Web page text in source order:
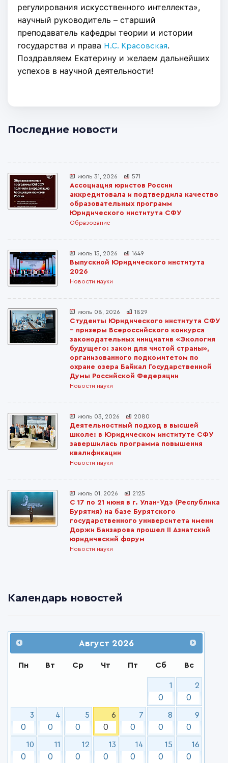
регулирования искусственного интеллекта»,
научный руководитель – старший
преподаватель кафедры теории и истории
государства и права Н.С. Красовская.
Поздравляем Екатерину и желаем дальнейших
успехов в научной деятельности!
Последние новости
июль 31, 2026 571
Ассоциация юристов России
аккредитовала и подтвердила качество
образовательных программ
Юридического института СФУ
Образование
июль 15, 2026 1649
Выпускной Юридического института
2026
Новости науки
июль 08, 2026 1829
Студенты Юридического института СФУ
– призеры Всероссийского конкурса
законодательных инициатив «Экология
будущего: закон для чистой страны»,
организованного подкомитетом по
охране озера Байкал Государственной
Думы Российской Федерации
Новости науки
июль 03, 2026 2080
Деятельностный подход в высшей
школе: в Юридическом институте СФУ
завершилась программа повышения
квалификации
Новости науки
июль 01, 2026 2125
С 17 по 21 июня в г. Улан-Удэ (Республика
Бурятия) на базе Бурятского
государственного университета имени
Доржи Банзарова прошел II Азиатский
юридический форум
Новости науки
Календарь новостей
Август 2026
Пн Вт Ср Чт Пт Сб Вс
1
0
2
0
3
0
4
0
5
0
6
0
7
0
8
0
9
0
10
0
11
0
12
0
13
0
14
0
15
0
16
0